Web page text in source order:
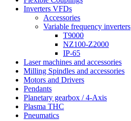
Inverters VFDs
Accessories
Variable frequency inverters
T9000
NZ100-Z2000
IP-65
Laser machines and accessories
Milling Spindles and accessories
Motors and Drivers
Pendants
Planetary gearbox / 4-Axis
Plasma THC
Pneumatics